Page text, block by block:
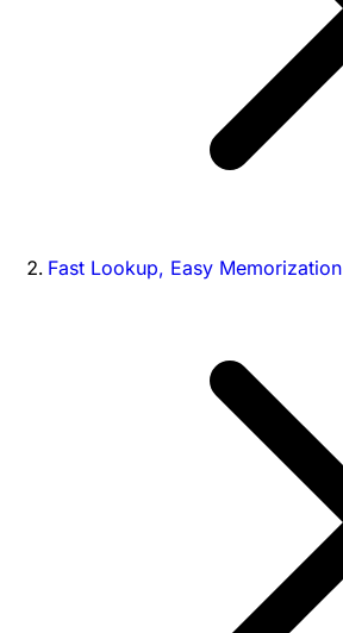
Fast Lookup, Easy Memorization